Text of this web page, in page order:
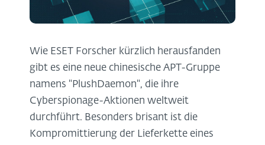
Wie ESET Forscher kürzlich herausfanden
gibt es eine neue chinesische APT-Gruppe
namens "PlushDaemon", die ihre
Cyberspionage-Aktionen weltweit
durchführt. Besonders brisant ist die
Kompromittierung der Lieferkette eines